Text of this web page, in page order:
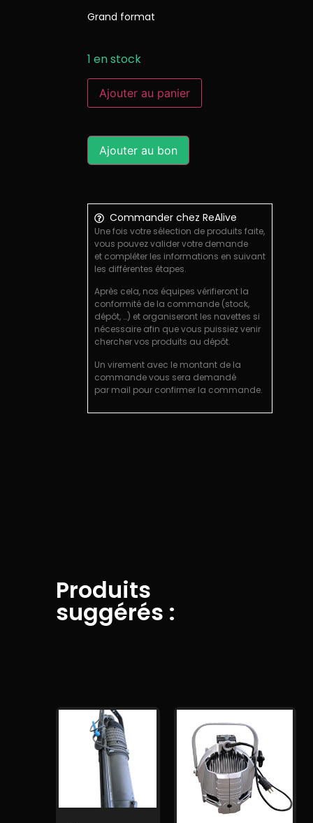
Grand format
1 en stock
Ajouter au panier
Ajouter au bon
Commander chez ReAlive
Une fois votre sélection de produits faite,
vous pouvez valider votre demande
et compléter les informations en suivant
les différentes étapes.
Après cela, nos équipes vérifieront la
conformité de la commande (stock,
dépôt, …) et organiseront les navettes si
nécessaire afin que vous puissiez venir
chercher vos produits au dépôt.
Un virement avec le montant de la
commande vous sera demandé
par mail pour confirmer la commande.
Produits
suggérés :